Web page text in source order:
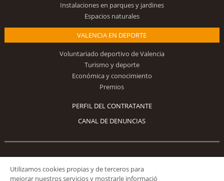
Instalaciones en parques y jardines
Espacios naturales
VALENCIA EN DEPORTE
Voluntariado deportivo de Valencia
Turismo y deporte
Económica y conocimiento
Premios
PERFIL DEL CONTRATANTE
CANAL DE DENUNCIAS
Síguenos
Utilizamos cookies propias y de terceros para
mejorar nuestros servicios y mostrarle informació